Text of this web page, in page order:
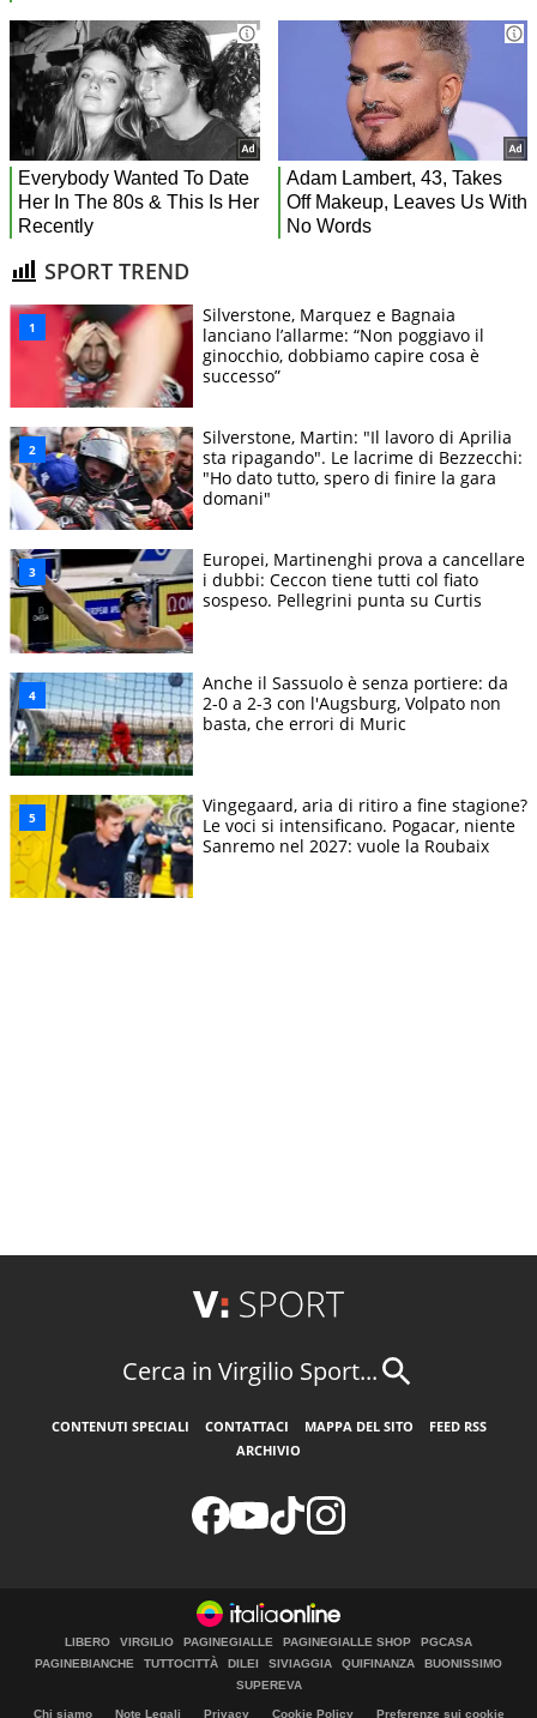
SPORT TREND
Silverstone, Marquez e Bagnaia
lanciano l’allarme: “Non poggiavo il
ginocchio, dobbiamo capire cosa è
successo”
Silverstone, Martin: "Il lavoro di Aprilia
sta ripagando". Le lacrime di Bezzecchi:
"Ho dato tutto, spero di finire la gara
domani"
Europei, Martinenghi prova a cancellare
i dubbi: Ceccon tiene tutti col fiato
sospeso. Pellegrini punta su Curtis
Anche il Sassuolo è senza portiere: da
2-0 a 2-3 con l'Augsburg, Volpato non
basta, che errori di Muric
Vingegaard, aria di ritiro a fine stagione?
Le voci si intensificano. Pogacar, niente
Sanremo nel 2027: vuole la Roubaix
Cerca in Virgilio Sport...
CONTENUTI SPECIALI CONTATTACI MAPPA DEL SITO
FEED RSS
ARCHIVIO
LIBERO VIRGILIO PAGINEGIALLE PAGINEGIALLE SHOP
PGCASA
PAGINEBIANCHE
TUTTOCITTÀ DILEI SIVIAGGIA QUIFINANZA
BUONISSIMO
SUPEREVA
Chi siamo Note Legali Privacy Cookie Policy Preferenze sui cookie